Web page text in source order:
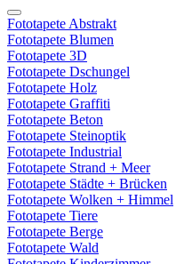
Fototapete Abstrakt
Fototapete Blumen
Fototapete 3D
Fototapete Dschungel
Fototapete Holz
Fototapete Graffiti
Fototapete Beton
Fototapete Steinoptik
Fototapete Industrial
Fototapete Strand + Meer
Fototapete Städte + Brücken
Fototapete Wolken + Himmel
Fototapete Tiere
Fototapete Berge
Fototapete Wald